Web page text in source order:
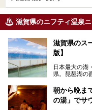
滋賀県のニフティ温泉
滋賀県のス
版】
日本最大の湖
県。琵琶湖の
して栄え、県
指定されてい
の史跡があり
朝から晩ま
の湯」でサ